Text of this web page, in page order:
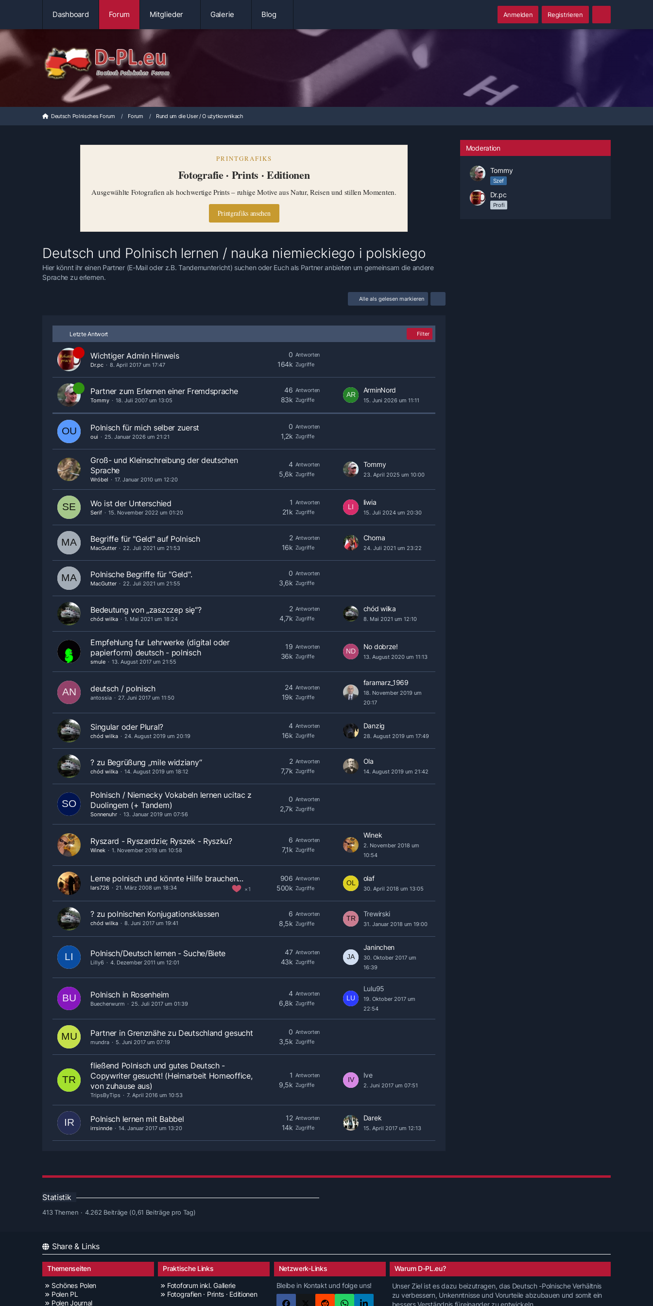
Dashboard Forum Mitglieder Galerie Blog Anmelden Registrieren
Deutsch Polnisches Forum Forum Rund um die User / O użytkownikach
PRINTGRAFIKS
Fotografie · Prints · Editionen
Ausgewählte Fotografien als hochwertige Prints – ruhige Motive aus Natur, Reisen und stillen Momenten.
Printgrafiks ansehen
Deutsch und Polnisch lernen / nauka niemieckiego i polskiego
Hier könnt ihr einen Partner (E-Mail oder z.B. Tandemuntericht) suchen oder Euch als Partner anbieten um gemeinsam die andere
Sprache zu erlernen.
Alle als gelesen markieren
Letzte Antwort Filter
Wichtiger Admin Hinweis
Dr.pc 8. April 2017 um 17:47
Antworten
0
Zugriffe
164k
Partner zum Erlernen einer Fremdsprache
Tommy 18. Juli 2007 um 13:05
Antworten
46
Zugriffe
83k
ArminNord
15. Juni 2026 um 11:11
Polnisch für mich selber zuerst
oui 25. Januar 2026 um 21:21
Antworten
0
Zugriffe
1,2k
Groß- und Kleinschreibung der deutschen
Sprache
Wróbel 17. Januar 2010 um 12:20
Antworten
4
Zugriffe
5,6k
Tommy
23. April 2025 um 10:00
Wo ist der Unterschied
Serif 15. November 2022 um 01:20
Antworten
1
Zugriffe
21k
liwia
15. Juli 2024 um 20:30
Begriffe für "Geld" auf Polnisch
MacGutter 22. Juli 2021 um 21:53
Antworten
2
Zugriffe
16k
Choma
24. Juli 2021 um 23:22
Polnische Begriffe für "Geld".
MacGutter 22. Juli 2021 um 21:55
Antworten
0
Zugriffe
3,6k
Bedeutung von „zaszczep się“?
chód wilka 1. Mai 2021 um 18:24
Antworten
2
Zugriffe
4,7k
chód wilka
8. Mai 2021 um 12:10
Empfehlung fur Lehrwerke (digital oder
papierform) deutsch - polnisch
smule 13. August 2017 um 21:55
Antworten
19
Zugriffe
36k
No dobrze!
13. August 2020 um 11:13
deutsch / polnisch
antossia 27. Juni 2017 um 11:50
Antworten
24
Zugriffe
19k
faramarz_1969
18. November 2019 um
20:17
Singular oder Plural?
chód wilka 24. August 2019 um 20:19
Antworten
4
Zugriffe
16k
Danzig
28. August 2019 um 17:49
? zu Begrüßung „mile widziany“
chód wilka 14. August 2019 um 18:12
Antworten
2
Zugriffe
7,7k
Ola
14. August 2019 um 21:42
Polnisch / Niemecky Vokabeln lernen ucitac z
Duolingem (+ Tandem)
Sonnenuhr 13. Januar 2019 um 07:56
Antworten
0
Zugriffe
2,7k
Ryszard - Ryszardzie; Ryszek - Ryszku?
Winek 1. November 2018 um 10:58
Antworten
6
Zugriffe
7,1k
Winek
2. November 2018 um
10:54
Lerne polnisch und könnte Hilfe brauchen...
1
lars726 21. März 2008 um 18:34
Antworten
906
Zugriffe
500k
olaf
30. April 2018 um 13:05
? zu polnischen Konjugationsklassen
chód wilka 8. Juni 2017 um 19:41
Antworten
6
Zugriffe
8,5k
Trewirski
31. Januar 2018 um 19:00
Polnisch/Deutsch lernen - Suche/Biete
Lilly6 4. Dezember 2011 um 12:01
Antworten
47
Zugriffe
43k
Janinchen
30. Oktober 2017 um
16:39
Polnisch in Rosenheim
Buecherwurm 25. Juli 2017 um 01:39
Antworten
4
Zugriffe
6,8k
Lulu95
19. Oktober 2017 um
22:54
Partner in Grenznähe zu Deutschland gesucht
mundra 5. Juni 2017 um 07:19
Antworten
0
Zugriffe
3,5k
fließend Polnisch und gutes Deutsch -
Copywriter gesucht! (Heimarbeit Homeoffice,
von zuhause aus)
TripsByTips 7. April 2016 um 10:53
Antworten
1
Zugriffe
9,5k
Ive
2. Juni 2017 um 07:51
Polnisch lernen mit Babbel
irrsinnde 14. Januar 2017 um 13:20
Antworten
12
Zugriffe
14k
Darek
15. April 2017 um 12:13
Moderation
Tommy
Szef
Dr.pc
Profi
Statistik
413 Themen 4.262 Beiträge (0,61 Beiträge pro Tag)
Share & Links
Themenseiten
Schönes Polen
Polen PL
Polen Journal
Praktische Links
Fotoforum inkl. Gallerie
Fotografien · Prints · Editionen
Netzwerk-Links
Bleibe in Kontakt und folge uns!
Warum D-PL.eu?
Unser Ziel ist es dazu beizutragen, das Deutsch -Polnische Verhältnis
zu verbessern, Unkenntnisse und Vorurteile abzubauen und somit ein
bessers Verständnis füreinander zu entwickeln